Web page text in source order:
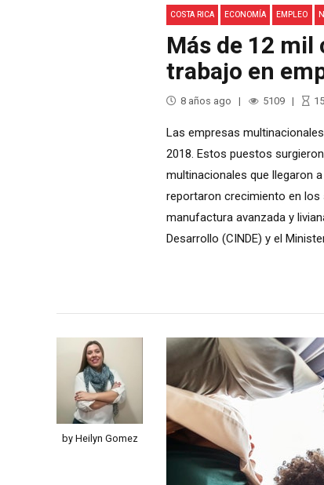
COSTA RICA ECONOMÍA EMPLEO
Más de 12
trabajo en
8 años ago 5109 15
Las empresas
2018. Estos puestos
multinacionales que llegaron
reportaron crecimiento en los
manufactura avanzada y
Desarrollo (CINDE) y el
by Heilyn Gomez